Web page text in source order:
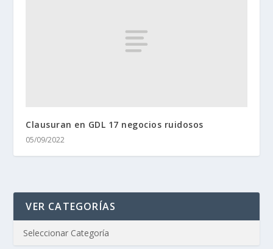
Clausuran en GDL 17 negocios ruidosos
05/09/2022
VER CATEGORÍAS